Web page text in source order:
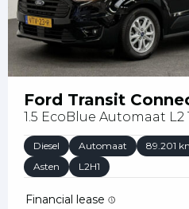
Ford Transit
1.5 EcoBlue Automaat L2
Diesel Automaat 89.201
Asten
L2H1
Financial lease